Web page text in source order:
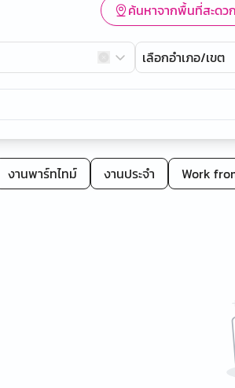
ค้นหาจากพื้นที่สะดว
เลือกอำเภอ/เขต
งานพาร์ทไทม์ งานประจำ Work